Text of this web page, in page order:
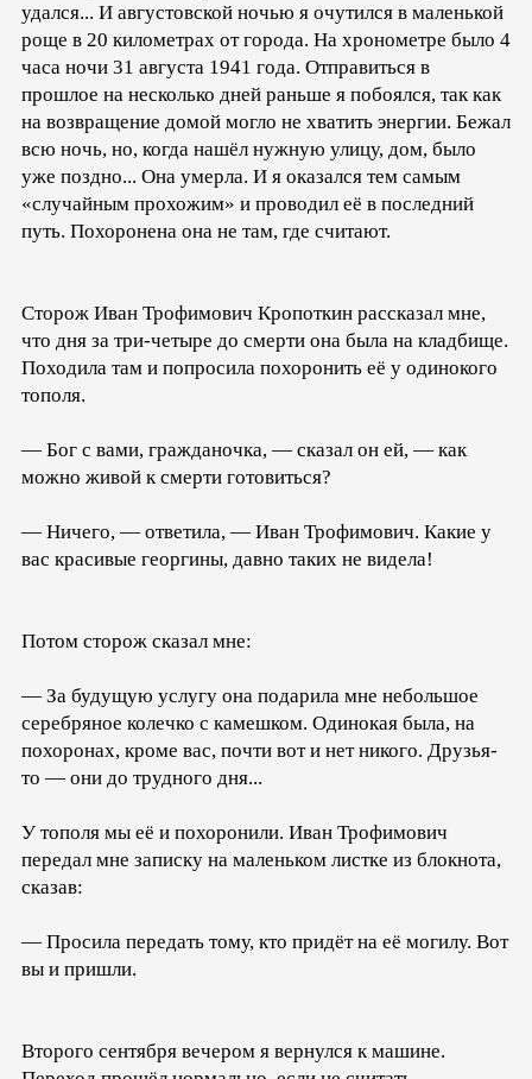
удался... И августовской ночью я очутился в маленькой
роще в 20 километрах от города. На хронометре было 4
часа ночи 31 августа 1941 года. Отправиться в
прошлое на несколько дней раньше я побоялся, так как
на возвращение домой могло не хватить энергии. Бежал
всю ночь, но, когда нашёл нужную улицу, дом, было
уже поздно... Она умерла. И я оказался тем самым
«случайным прохожим» и проводил её в последний
путь. Похоронена она не там, где считают.
Сторож Иван Трофимович Кропоткин рассказал мне,
что дня за три-четыре до смерти она была на кладбище.
Походила там и попросила похоронить её у одинокого
тополя.
— Бог с вами, гражданочка, — сказал он ей, — как
можно живой к смерти готовиться?
— Ничего, — ответила, — Иван Трофимович. Какие у
вас красивые георгины, давно таких не видела!
Потом сторож сказал мне:
— За будущую услугу она подарила мне небольшое
серебряное колечко с камешком. Одинокая была, на
похоронах, кроме вас, почти вот и нет никого. Друзья-
то — они до трудного дня...
У тополя мы её и похоронили. Иван Трофимович
передал мне записку на маленьком листке из блокнота,
сказав:
— Просила передать тому, кто придёт на её могилу. Вот
вы и пришли.
Второго сентября вечером я вернулся к машине.